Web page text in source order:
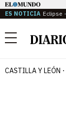
ES NOTICIA Eclipse
Menú
CASTILLA Y LEÓN